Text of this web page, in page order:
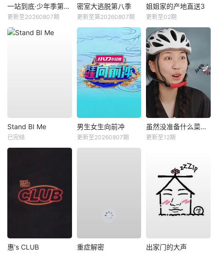
一站到底·少年季第2季
更新至20260807期
密室大逃脱第八季
更新至第20260807期
姐姐家的产地直送3
更新至02期
Stand BI Me
已完结
男生女生向前冲
更新至20260807期
虽然没准备什么菜第四季
更新至12期
惠‘s CLUB 重症解密 出家门的大声